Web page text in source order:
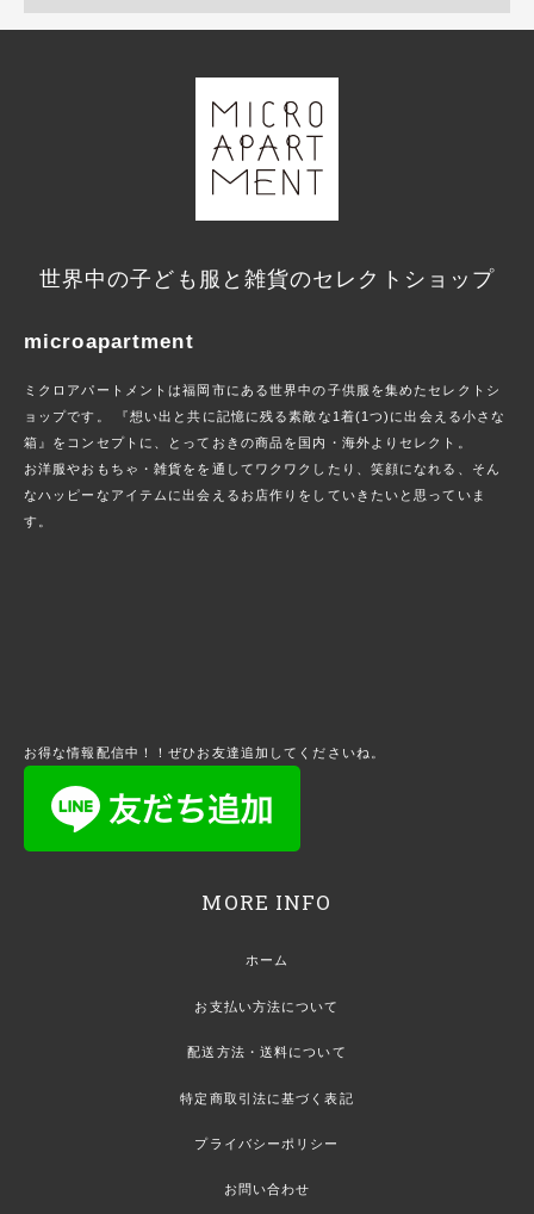
世界中の子ども服と雑貨のセレクトショップ
microapartment
ミクロアパートメントは福岡市にある世界中の子供服を集めたセレクトシ
ョップです。 『想い出と共に記憶に残る素敵な1着(1つ)に出会える小さな
箱』をコンセプトに、とっておきの商品を国内・海外よりセレクト。
お洋服やおもちゃ・雑貨をを通してワクワクしたり、笑顔になれる、そん
なハッピーなアイテムに出会えるお店作りをしていきたいと思っていま
す。
お得な情報配信中！！ぜひお友達追加してくださいね。
MORE INFO
ホーム
お支払い方法について
配送方法・送料について
特定商取引法に基づく表記
プライバシーポリシー
お問い合わせ